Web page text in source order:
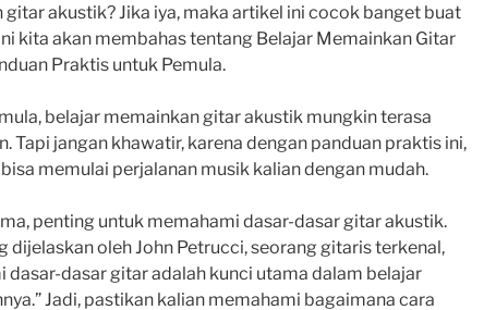
gitar akustik? Jika iya, maka artikel ini cocok banget buat
kita akan membahas tentang Belajar Memainkan Gitar
Praktis untuk Pemula.
belajar memainkan gitar akustik mungkin terasa
Tapi jangan khawatir, karena dengan panduan praktis ini,
memulai perjalanan musik kalian dengan mudah.
penting untuk memahami dasar-dasar gitar akustik.
dijelaskan oleh John Petrucci, seorang gitaris terkenal,
dasar-dasar gitar adalah kunci utama dalam belajar
Jadi, pastikan kalian memahami bagaimana cara